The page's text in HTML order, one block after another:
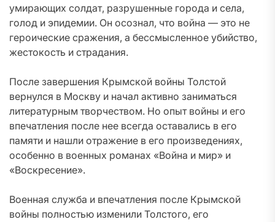
умирающих солдат, разрушенные города и села,
голод и эпидемии. Он осознал, что война — это не
героические сражения, а бессмысленное убийство,
жестокость и страдания.
После завершения Крымской войны Толстой
вернулся в Москву и начал активно заниматься
литературным творчеством. Но опыт войны и его
впечатления после нее всегда оставались в его
памяти и нашли отражение в его произведениях,
особенно в военных романах «Война и мир» и
«Воскресение».
Военная служба и впечатления после Крымской
войны полностью изменили Толстого, его